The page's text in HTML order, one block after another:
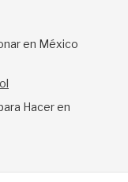
en México
Hacer en